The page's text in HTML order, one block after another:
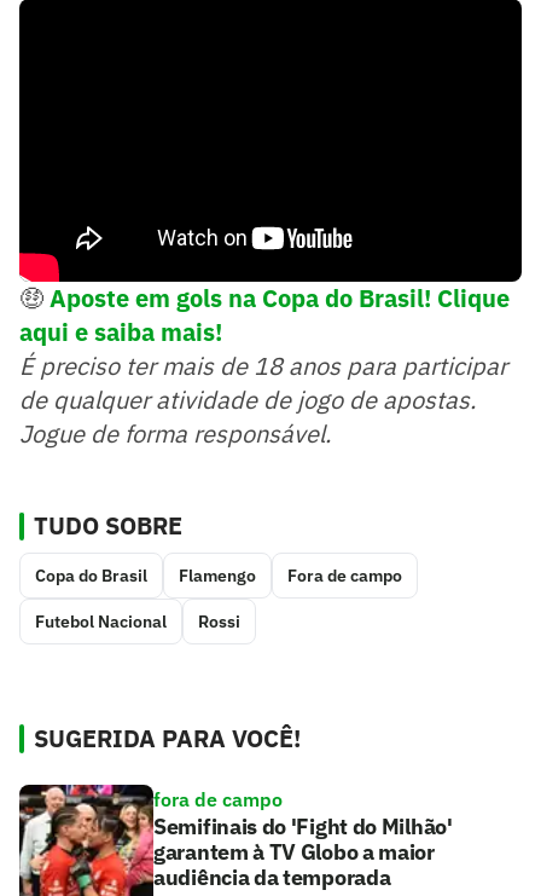
🤑Aposte em gols na Copa do Brasil! Clique
aqui e saiba mais!
É preciso ter mais de 18 anos para participar
de qualquer atividade de jogo de apostas.
Jogue de forma responsável.
TUDO SOBRE
Copa do Brasil Flamengo Fora de campo
Futebol Nacional Rossi
SUGERIDA PARA VOCÊ!
fora de campo
Semifinais do 'Fight do Milhão'
garantem à TV Globo a maior
audiência da temporada